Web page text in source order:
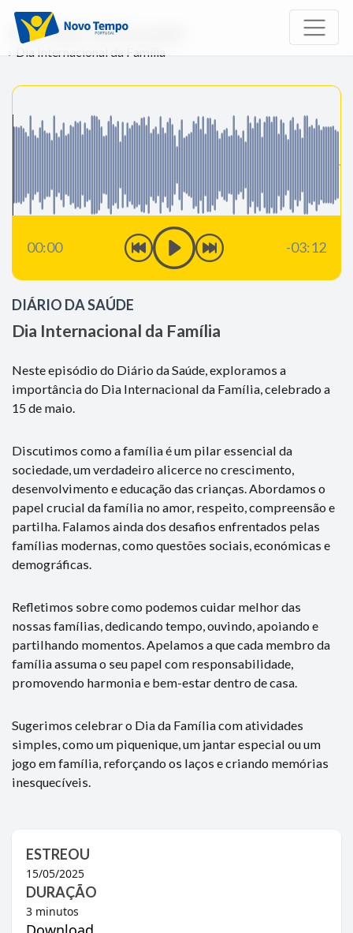
Início Rádio
Diário da Saúde
Dia Internacional da Família
00:00 -03:12
DIÁRIO DA SAÚDE
Dia Internacional da Família
Neste episódio do Diário da Saúde, exploramos a
importância do Dia Internacional da Família, celebrado a
15 de maio.
Discutimos como a família é um pilar essencial da
sociedade, um verdadeiro alicerce no crescimento,
desenvolvimento e educação das crianças. Abordamos o
papel crucial da família no amor, respeito, compreensão e
partilha. Falamos ainda dos desafios enfrentados pelas
famílias modernas, como questões sociais, económicas e
demográficas.
Refletimos sobre como podemos cuidar melhor das
nossas famílias, dedicando tempo, ouvindo, apoiando e
partilhando momentos. Apelamos a que cada membro da
família assuma o seu papel com responsabilidade,
promovendo harmonia e bem-estar dentro de casa.
Sugerimos celebrar o Dia da Família com atividades
simples, como um piquenique, um jantar especial ou um
jogo em família, reforçando os laços e criando memórias
inesquecíveis.
ESTREOU
15/05/2025
DURAÇÃO
3 minutos